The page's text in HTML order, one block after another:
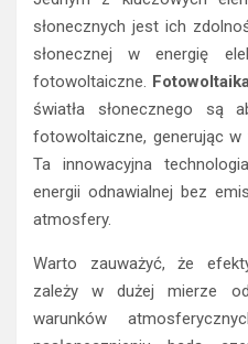
Jednym z kluczowych
słonecznych jest ich
słonecznej w energię
światła słonecznego są
fotowoltaiczne, generując
Ta innowacyjna
energii odnawialnej bez
atmosfery.
Warto zauważyć, że
zależy w dużej mierze
warunków